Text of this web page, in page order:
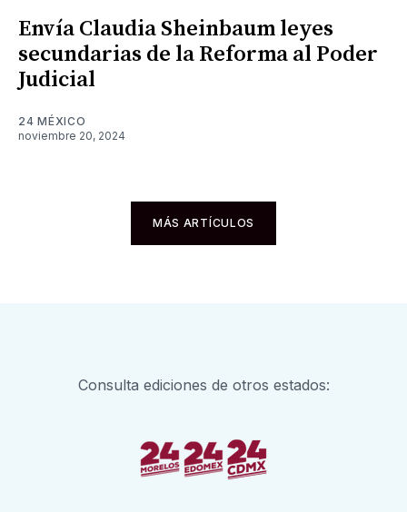
Envía Claudia Sheinbaum leyes
secundarias de la Reforma al Poder
Judicial
24 MÉXICO
noviembre 20, 2024
MÁS ARTÍCULOS
Consulta ediciones de otros estados: